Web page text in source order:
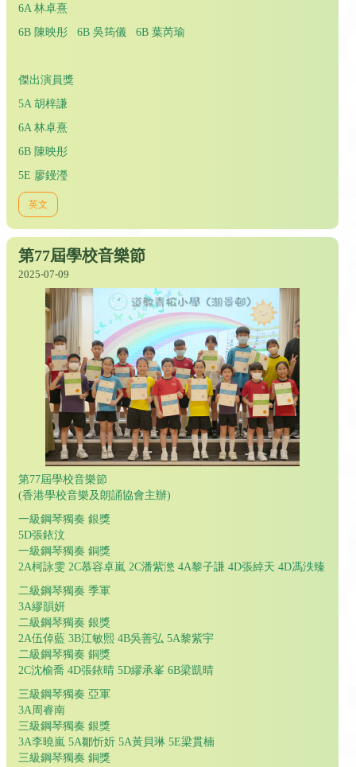
6A 林卓熹
6B 陳映彤 6B 吳筠儀 6B 葉芮瑜
傑出演員獎
5A 胡梓謙
6A 林卓熹
6B 陳映彤
5E 廖鏝瀅
英文
第77屆學校音樂節
2025-07-09
第77屆學校音樂節
(香港學校音樂及朗誦協會主辦)
一級鋼琴獨奏 銀獎
5D張銥汶
一級鋼琴獨奏 銅獎
2A柯詠雯 2C慕容卓嵐 2C潘紫滺 4A黎子謙 4D張綽天 4D馮泆臻
二級鋼琴獨奏 季軍
3A繆韻妍
二級鋼琴獨奏 銀獎
2A伍倬藍 3B江敏熙 4B吳善弘 5A黎紫宇
二級鋼琴獨奏 銅獎
2C沈榆喬 4D張銥晴 5D繆承峯 6B梁凱晴
三級鋼琴獨奏 亞軍
3A周睿南
三級鋼琴獨奏 銀獎
3A李曉嵐 5A鄒忻妡 5A黃貝琳 5E梁貫楠
三級鋼琴獨奏 銅獎